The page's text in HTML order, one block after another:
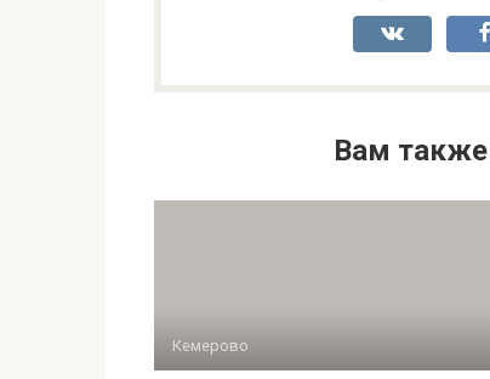
Вам
Кемерово